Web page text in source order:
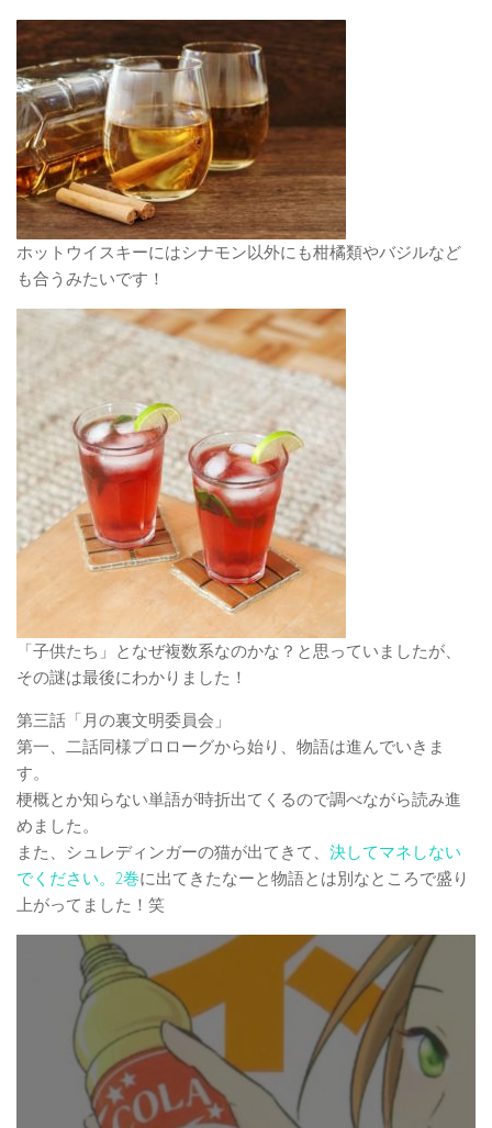
ホットウイスキーにはシナモン以外にも柑橘類やバジルなど
も合うみたいです！
「子供たち」となぜ複数系なのかな？と思っていましたが、
その謎は最後にわかりました！
第三話「月の裏文明委員会」
第一、二話同様プロローグから始り、物語は進んでいきま
す。
梗概とか知らない単語が時折出てくるので調べながら読み進
めました。
また、シュレディンガーの猫が出てきて、 決してマネしない
でください。2巻に出てきたなーと物語とは別なところで盛り
上がってました！笑